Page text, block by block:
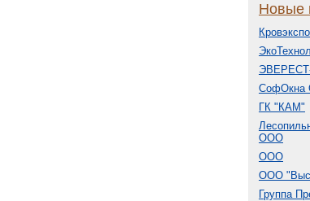
Новые
Кровэкспо
СофОкна
ГК "КАМ"
ООО
ООО
ООО
Группа